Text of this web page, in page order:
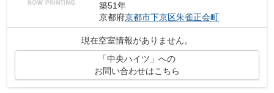
築51年
京都府京都市下京区朱雀正会町
現在空室情報がありません。
「中央ハイツ」への
お問い合わせはこちら